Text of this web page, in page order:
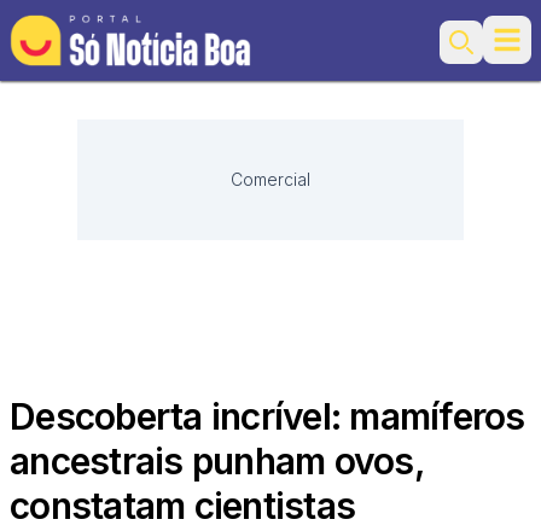
Search
Comercial
Descoberta incrível: mamíferos
ancestrais punham ovos,
constatam cientistas